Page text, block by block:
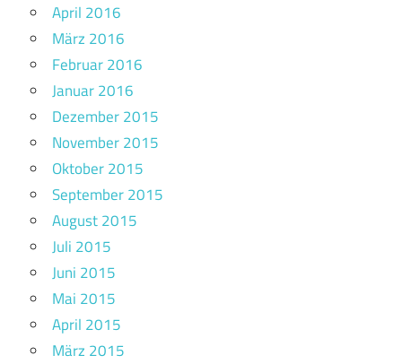
April 2016
März 2016
Februar 2016
Januar 2016
Dezember 2015
November 2015
Oktober 2015
September 2015
August 2015
Juli 2015
Juni 2015
Mai 2015
April 2015
März 2015